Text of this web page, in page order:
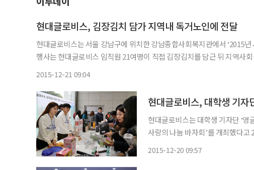
현대글로비스, 김장김치 담가 지역내 독거노인에 전달
현대글로비스는 서울 강남구에 위치한 강남종합사회복지관에서 ‘2015년
행사는 현대글로비스 임직원 21여명이 직접 김장김치를 담근 뒤 지역사
2015-12-21 09:04
현대글로비스, 대학생 기자
현대글로비스는 대학생 기자단 ‘영
사랑의 나눔 바자회’를 개최했다고 20일 밝혔다. 올해로 두 번째를
2015-12-20 09:57